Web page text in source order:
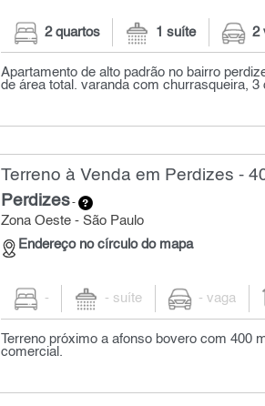
2 quartos 1 suíte 2
Apartamento de alto padrão no bairro
de área total. varanda com churrasqueira,
Terreno à Venda em Perdizes -
Perdizes-
Zona Oeste - São Paulo
Endereço no círculo do mapa
- - suíte - vaga
Terreno próximo a afonso bovero com 400
comercial.